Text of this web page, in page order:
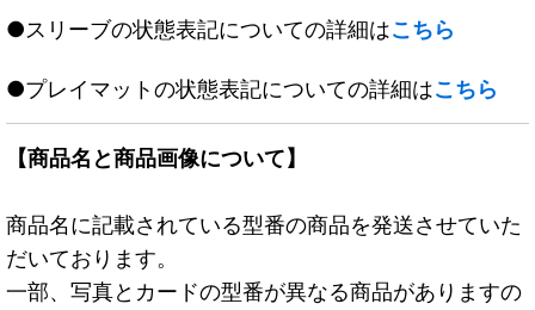
●スリーブの状態表記についての詳細はこちら
●プレイマットの状態表記についての詳細はこちら
【商品名と商品画像について】
商品名に記載されている型番の商品を発送させていた
だいております。
一部、写真とカードの型番が異なる商品がありますの